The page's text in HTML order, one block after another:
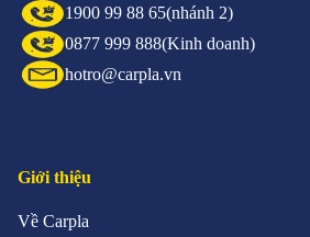
1900 99 88 65(nhánh 2)
0877 999 888(Kinh doanh)
hotro@carpla.vn
Giới thiệu
Về Carpla